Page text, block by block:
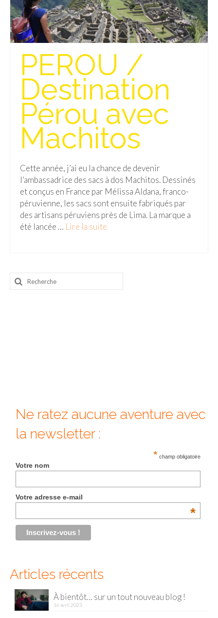
PEROU /
Destination
Pérou avec
Machitos
Cette année, j’ai eu la chance de devenir
l’ambassadrice des sacs à dos Machitos. Dessinés
et conçus en France par Mélissa Aldana, franco-
péruvienne, les sacs sont ensuite fabriqués par
des artisans péruviens près de Lima. La marque a
été lancée … Lire la suite­­
Rechercher
:
Ne ratez aucune aventure avec
la newsletter :
* champ obligatoire
Votre nom
Votre adresse e-mail
*
Articles récents
À bientôt… sur un tout nouveau blog !
16 avril 2023